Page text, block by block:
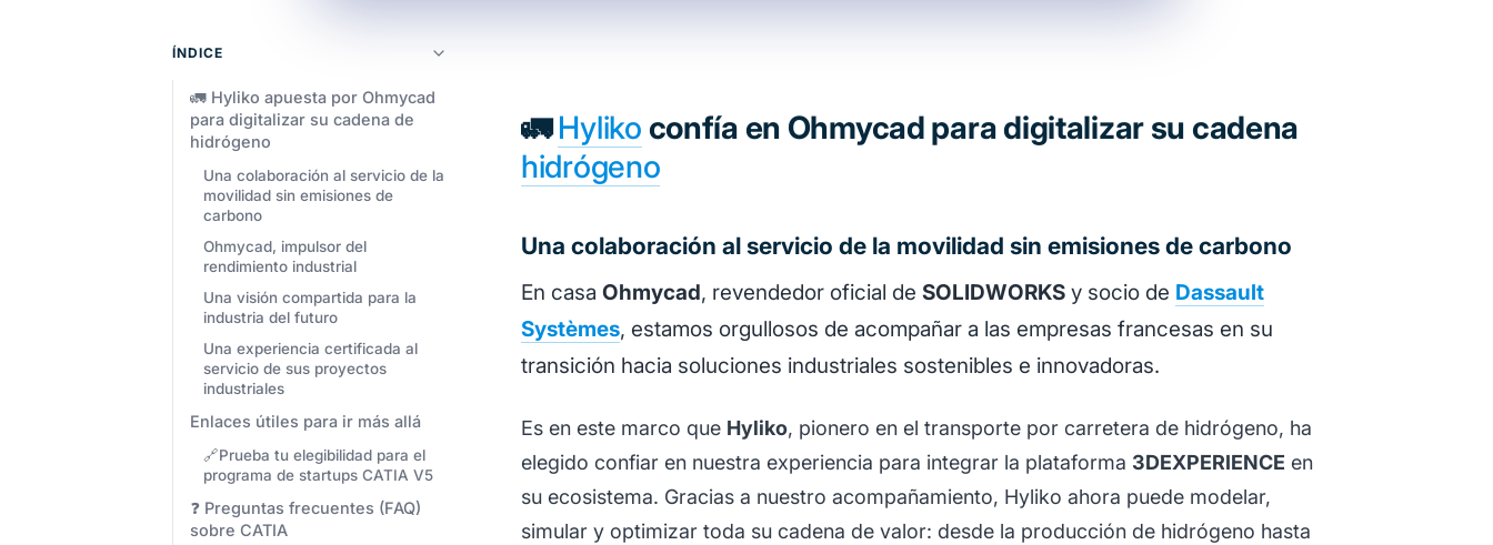
ÍNDICE
🚛 Hyliko apuesta por Ohmycad
para digitalizar su cadena de
hidrógeno
Una colaboración al servicio de la
movilidad sin emisiones de
carbono
Ohmycad, impulsor del
rendimiento industrial
Una visión compartida para la
industria del futuro
Una experiencia certificada al
servicio de sus proyectos
industriales
Enlaces útiles para ir más allá
🔗Prueba tu elegibilidad para el
programa de startups CATIA V5
❓ Preguntas frecuentes (FAQ)
sobre CATIA
🚛Hyliko confía en Ohmycad para digitalizar su cadena
hidrógeno
Una colaboración al servicio de la movilidad sin emisiones de carbono
En casa Ohmycad, revendedor oficial de SOLIDWORKS y socio de Dassault
Systèmes, estamos orgullosos de acompañar a las empresas francesas en su
transición hacia soluciones industriales sostenibles e innovadoras.
Es en este marco que Hyliko, pionero en el transporte por carretera de hidrógeno, ha
elegido confiar en nuestra experiencia para integrar la plataforma 3DEXPERIENCE en
su ecosistema. Gracias a nuestro acompañamiento, Hyliko ahora puede modelar,
simular y optimizar toda su cadena de valor: desde la producción de hidrógeno hasta